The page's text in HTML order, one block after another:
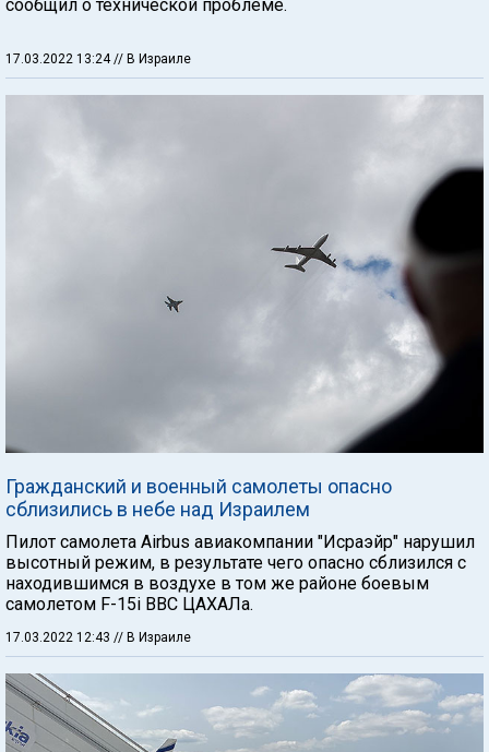
сообщил о технической проблеме.
17.03.2022 13:24 // В Израиле
Гражданский и военный самолеты опасно
сблизились в небе над Израилем
Пилот самолета Airbus авиакомпании "Исраэйр" нарушил
высотный режим, в результате чего опасно сблизился с
находившимся в воздухе в том же районе боевым
самолетом F-15i ВВС ЦАХАЛа.
17.03.2022 12:43 // В Израиле